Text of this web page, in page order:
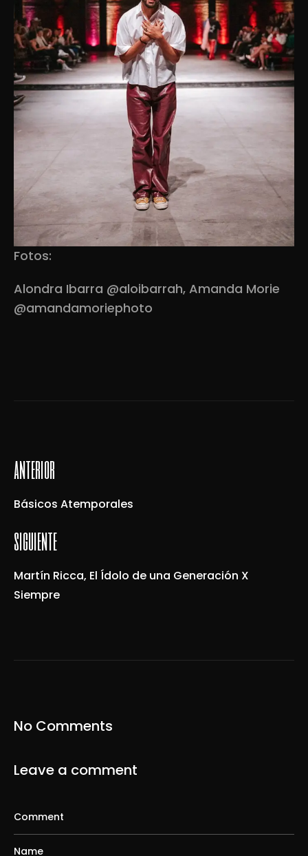
Fotos:
Alondra Ibarra @aloibarrah, Amanda Morie
@amandamoriephoto
anterior
Básicos Atemporales
siguiente
Martín Ricca, El Ídolo de una Generación X
Siempre
No Comments
Leave a comment